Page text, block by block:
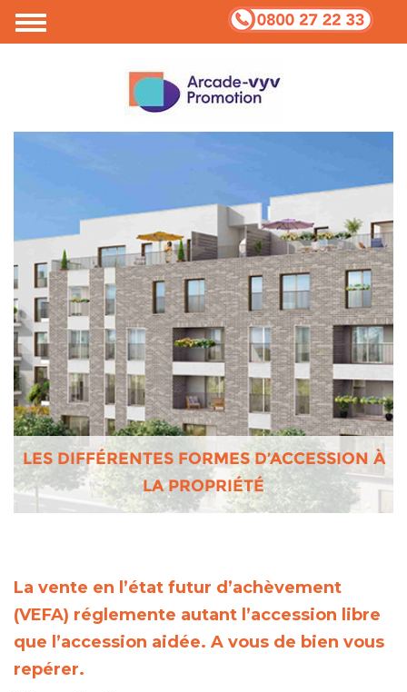
LES DIFFÉRENTES FORMES D’ACCESSION À
LA PROPRIÉTÉ
La vente en l’état futur d’achèvement
(VEFA) réglemente autant l’accession libre
que l’accession aidée. A vous de bien vous
repérer.